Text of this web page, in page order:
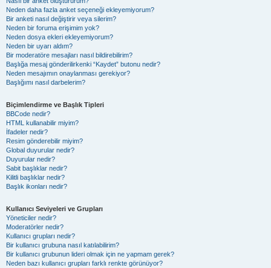
Neden daha fazla anket seçeneği ekleyemiyorum?
Bir anketi nasıl değiştirir veya silerim?
Neden bir foruma erişimim yok?
Neden dosya ekleri ekleyemiyorum?
Neden bir uyarı aldım?
Bir moderatöre mesajları nasıl bildirebilirim?
Başlığa mesaj gönderilirkenki “Kaydet” butonu nedir?
Neden mesajımın onaylanması gerekiyor?
Başlığımı nasıl darbelerim?
Biçimlendirme ve Başlık Tipleri
BBCode nedir?
HTML kullanabilir miyim?
İfadeler nedir?
Resim gönderebilir miyim?
Global duyurular nedir?
Duyurular nedir?
Sabit başlıklar nedir?
Kilitli başlıklar nedir?
Başlık ikonları nedir?
Kullanıcı Seviyeleri ve Grupları
Yöneticiler nedir?
Moderatörler nedir?
Kullanıcı grupları nedir?
Bir kullanıcı grubuna nasıl katılabilirim?
Bir kullanıcı grubunun lideri olmak için ne yapmam gerek?
Neden bazı kullanıcı grupları farklı renkte görünüyor?